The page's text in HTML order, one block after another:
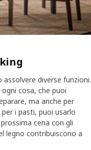
diverse funzioni.
cosa, che puoi
ma anche per
i pasti, puoi usarlo
cena con gli
legno contribuiscono a